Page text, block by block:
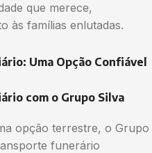
que merece,
às famílias enlutadas.
Uma Opção Confiável
com o Grupo Silva
opção terrestre, o Grupo
funerário